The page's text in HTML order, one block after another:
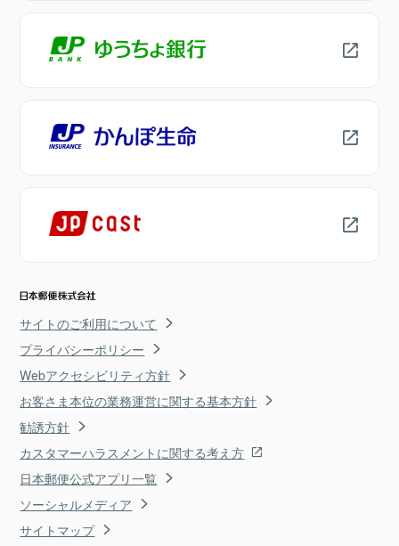
サイトのご利用について
プライバシーポリシー
Webアクセシビリティ方針
お客さま本位の業務運営に関する基本方針
勧誘方針
カスタマーハラスメントに関する考え方
日本郵便公式アプリ一覧
ソーシャルメディア
サイトマップ